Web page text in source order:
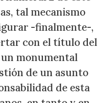
tal mecanismo
-finalmente-,
con el título del
monumental
de un asunto
de esta